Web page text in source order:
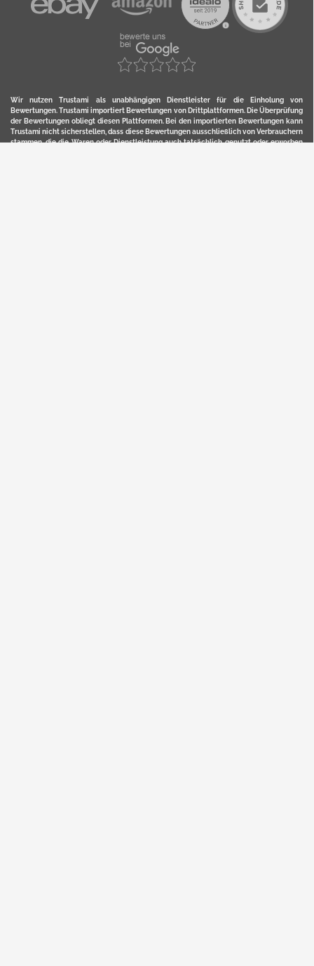
Wir nutzen Trustami als unabhängigen Dienstleister für die Einholung von
Bewertungen. Trustami importiert Bewertungen von Drittplattformen. Die Überprüfung
der Bewertungen obliegt diesen Plattformen. Bei den importierten Bewertungen kann
Trustami nicht sicherstellen, dass diese Bewertungen ausschließlich von Verbrauchern
stammen, die die Waren oder Dienstleistung auch tatsächlich genutzt oder erworben